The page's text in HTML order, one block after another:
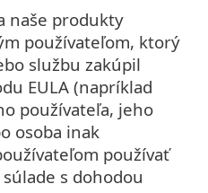
naše produkty
používateľom, ktorý
službu zakúpil
EULA (napríklad
používateľa, jeho
osoba inak
používať
s dohodou